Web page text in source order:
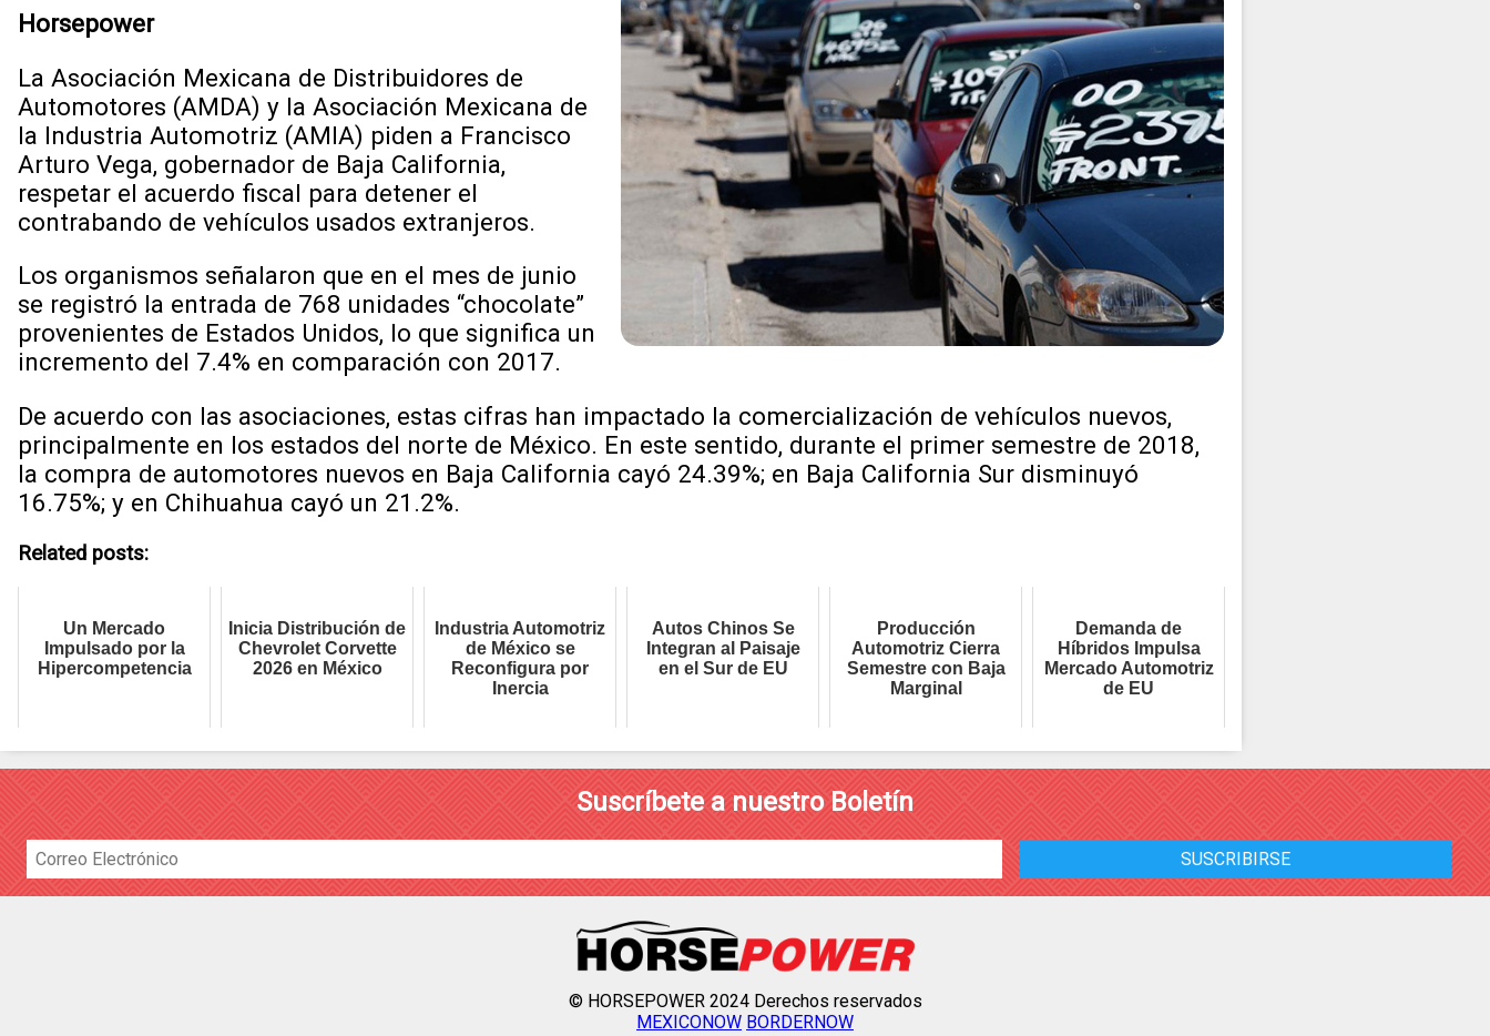
Horsepower
La Asociación Mexicana de Distribuidores de
Automotores (AMDA) y la Asociación Mexicana de
la Industria Automotriz (AMIA) piden a Francisco
Arturo Vega, gobernador de Baja California,
respetar el acuerdo fiscal para detener el
contrabando de vehículos usados extranjeros.
Los organismos señalaron que en el mes de junio
se registró la entrada de 768 unidades “chocolate”
provenientes de Estados Unidos, lo que significa un
incremento del 7.4% en comparación con 2017.
De acuerdo con las asociaciones, estas cifras han impactado la comercialización de vehículos nuevos,
principalmente en los estados del norte de México. En este sentido, durante el primer semestre de 2018,
la compra de automotores nuevos en Baja California cayó 24.39%; en Baja California Sur disminuyó
16.75%; y en Chihuahua cayó un 21.2%.
Related posts:
Un Mercado
Impulsado por la
Hipercompetencia
Inicia Distribución de
Chevrolet Corvette
2026 en México
Industria Automotriz
de México se
Reconfigura por
Inercia
Autos Chinos Se
Integran al Paisaje
en el Sur de EU
Producción
Automotriz Cierra
Semestre con Baja
Marginal
Demanda de
Híbridos Impulsa
Mercado Automotriz
de EU
Suscríbete a nuestro Boletín
© HORSEPOWER 2024 Derechos reservados
MEXICONOW BORDERNOW